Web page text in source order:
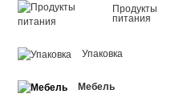
Продукты
питания
Упаковка
Мебель